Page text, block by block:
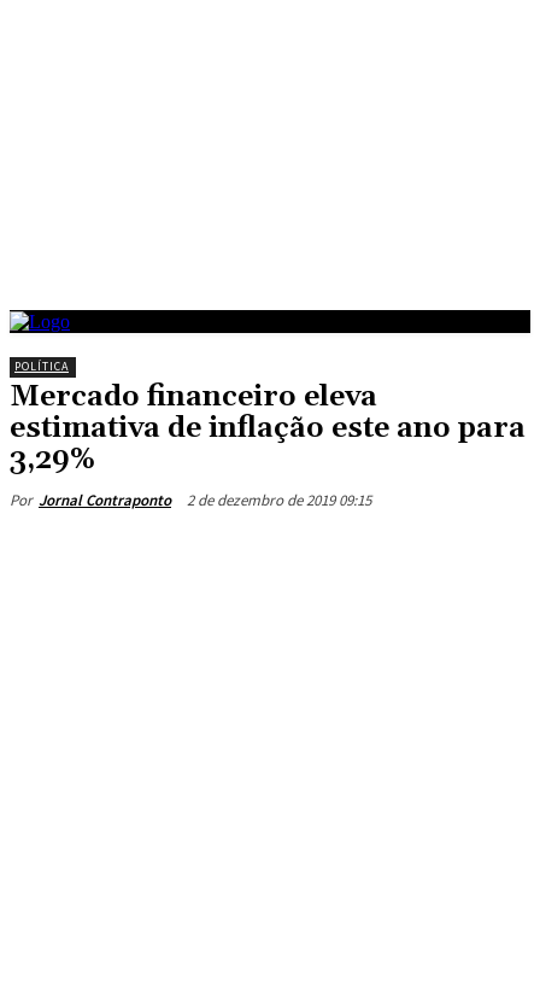
POLÍTICA
Mercado financeiro eleva
estimativa de inflação este ano para
3,29%
Por Jornal Contraponto 2 de dezembro de 2019 09:15